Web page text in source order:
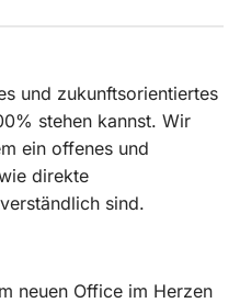
und zukunftsorientiertes
stehen kannst. Wir
ein offenes und
direkte
sind.
neuen Office im Herzen